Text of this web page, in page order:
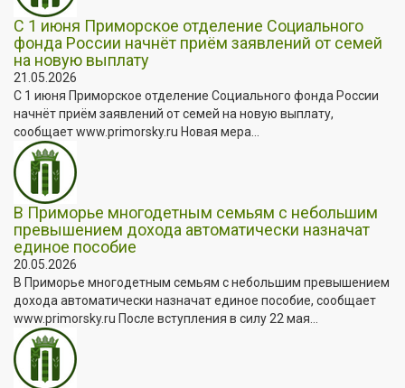
С 1 июня Приморское отделение Социального
фонда России начнёт приём заявлений от семей
на новую выплату
21.05.2026
С 1 июня Приморское отделение Социального фонда России
начнёт приём заявлений от семей на новую выплату,
сообщает www.primorsky.ru Новая мера...
В Приморье многодетным семьям с небольшим
превышением дохода автоматически назначат
единое пособие
20.05.2026
В Приморье многодетным семьям с небольшим превышением
дохода автоматически назначат единое пособие, сообщает
www.primorsky.ru После вступления в силу 22 мая...